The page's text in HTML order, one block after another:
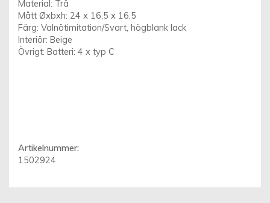
Material: Trä
Mått Øxbxh: 24 x 16,5 x 16,5
Färg: Valnötimitation/Svart, högblank lack
Interiör: Beige
Övrigt: Batteri: 4 x typ C
Artikelnummer:
1502924